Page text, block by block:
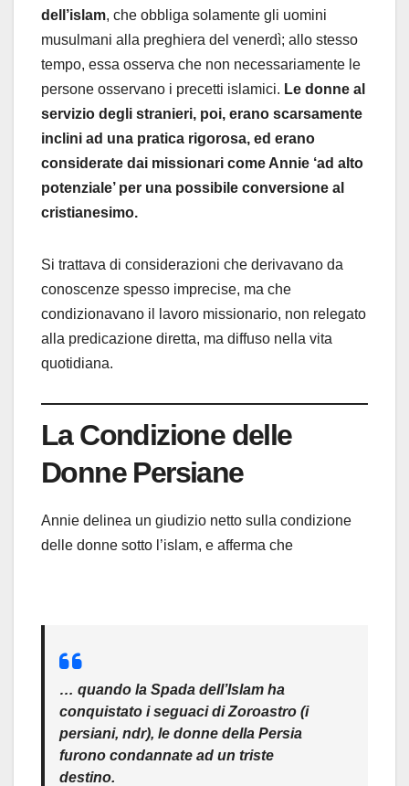
dell’islam, che obbliga solamente gli uomini
musulmani alla preghiera del venerdì; allo stesso
tempo, essa osserva che non necessariamente le
persone osservano i precetti islamici. Le donne al
servizio degli stranieri, poi, erano scarsamente
inclini ad una pratica rigorosa, ed erano
considerate dai missionari come Annie ‘ad alto
potenziale’ per una possibile conversione al
cristianesimo.
Si trattava di considerazioni che derivavano da
conoscenze spesso imprecise, ma che
condizionavano il lavoro missionario, non relegato
alla predicazione diretta, ma diffuso nella vita
quotidiana.
La Condizione delle
Donne Persiane
Annie delinea un giudizio netto sulla condizione
delle donne sotto l’islam, e afferma che
… quando la Spada dell’Islam ha
conquistato i seguaci di Zoroastro (i
persiani, ndr), le donne della Persia
furono condannate ad un triste
destino.